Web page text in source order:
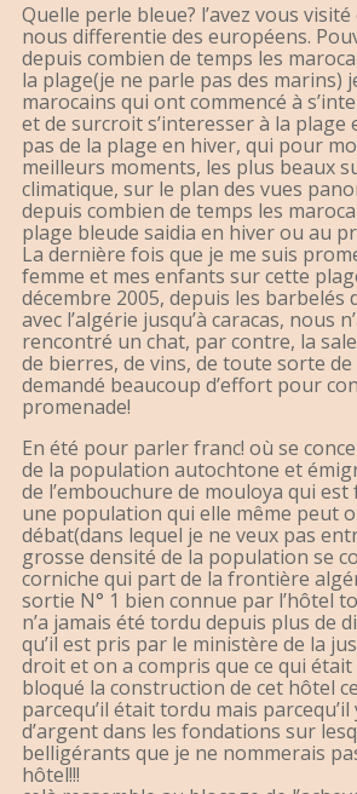
Quelle perle bleue? l’avez vous
nous differentie des européens.
depuis combien de temps les
la plage(je ne parle pas des marins)
marocains qui ont commencé à
et de surcroit s’interesser à la plage
pas de la plage en hiver, qui pour
meilleurs moments, les plus beaux
climatique, sur le plan des vues
depuis combien de temps les
plage bleude saidia en hiver ou au
La dernière fois que je me suis
femme et mes enfants sur cette
décembre 2005, depuis les barbelés
avec l’algérie jusqu’à caracas, nous
rencontré un chat, par contre, la
de bierres, de vins, de toute sorte
demandé beaucoup d’effort pour
promenade!
En été pour parler franc! où se
de la population autochtone et
de l’embouchure de mouloya qui
une population qui elle même peut
débat(dans lequel je ne veux pas
grosse densité de la population se
corniche qui part de la frontière
sortie N° 1 bien connue par l’hôtel
n’a jamais été tordu depuis plus de
qu’il est pris par le ministère de la
droit et on a compris que ce qui
bloqué la construction de cet hôtel
parcequ’il était tordu mais
d’argent dans les fondations sur
belligérants que je ne nommerais
hôtel!!!